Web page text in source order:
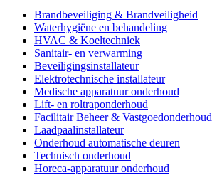
Brandbeveiliging & Brandveiligheid
Waterhygiëne en behandeling
HVAC & Koeltechniek
Sanitair- en verwarming
Beveiligingsinstallateur
Elektrotechnische installateur
Medische apparatuur onderhoud
Lift- en roltraponderhoud
Facilitair Beheer & Vastgoedonderhoud
Laadpaalinstallateur
Onderhoud automatische deuren
Technisch onderhoud
Horeca-apparatuur onderhoud